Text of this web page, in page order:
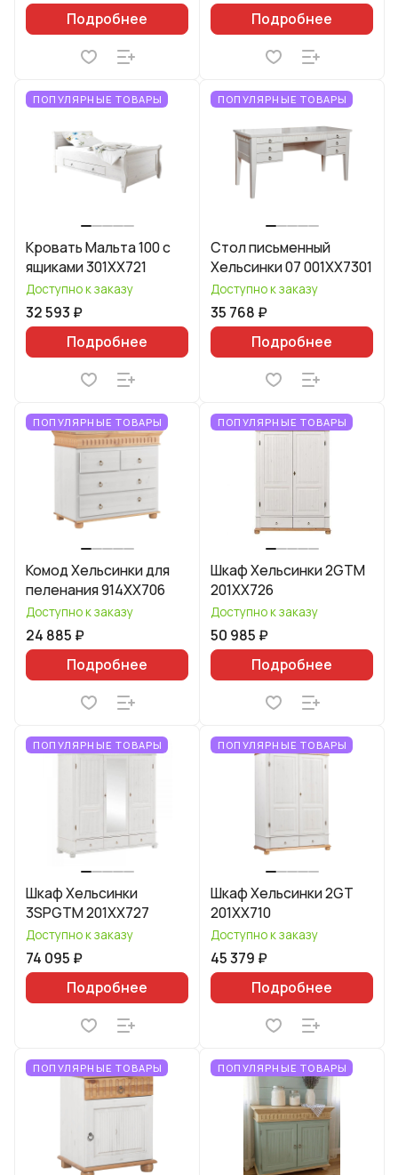
Подробнее
Подробнее
ПОПУЛЯРНЫЕ ТОВАРЫ
Кровать Мальта 100 с
ящиками 301XX721
Доступно к заказу
32 593 ₽
Подробнее
ПОПУЛЯРНЫЕ ТОВАРЫ
Стол письменный
Хельсинки 07 001XX7301
Доступно к заказу
35 768 ₽
Подробнее
ПОПУЛЯРНЫЕ ТОВАРЫ
Комод Хельсинки для
пеленания 914XX706
Доступно к заказу
24 885 ₽
Подробнее
ПОПУЛЯРНЫЕ ТОВАРЫ
Шкаф Хельсинки 2GTM
201XX726
Доступно к заказу
50 985 ₽
Подробнее
ПОПУЛЯРНЫЕ ТОВАРЫ
Шкаф Хельсинки
3SPGTM 201XX727
Доступно к заказу
74 095 ₽
Подробнее
ПОПУЛЯРНЫЕ ТОВАРЫ
Шкаф Хельсинки 2GT
201XX710
Доступно к заказу
45 379 ₽
Подробнее
ПОПУЛЯРНЫЕ ТОВАРЫ ПОПУЛЯРНЫЕ ТОВАРЫ